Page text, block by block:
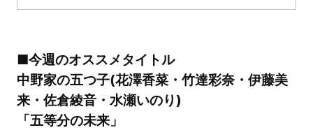
■今週のオススメタイトル
中野家の五つ子(花澤香菜・竹達彩奈・伊藤美
来・佐倉綾音・水瀬いのり)
「五等分の未来」